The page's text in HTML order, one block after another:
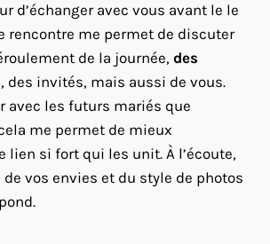
d’échanger avec vous avant le le
rencontre me permet de discuter
de la journée, des
, des invités, mais aussi de vous.
avec les futurs mariés que
me permet de mieux
lien si fort qui les unit. À l’écoute,
vos envies et du style de photos